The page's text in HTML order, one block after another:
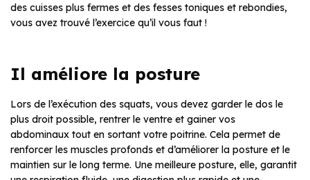
des cuisses plus fermes et des fesses toniques et rebondies,
vous avez trouvé l’exercice qu’il vous faut !
Il améliore la posture
Lors de l’exécution des squats, vous devez garder le dos le
plus droit possible, rentrer le ventre et gainer vos
abdominaux tout en sortant votre poitrine. Cela permet de
renforcer les muscles profonds et d’améliorer la posture et le
maintien sur le long terme. Une meilleure posture, elle, garantit